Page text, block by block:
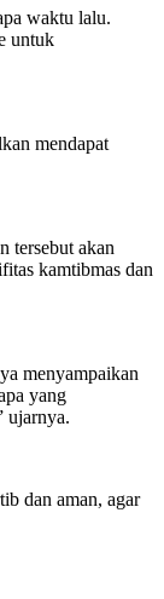
waktu lalu.
untuk
mendapat
tersebut akan
kamtibmas dan
menyampaikan
yang
ujarnya.
dan aman, agar